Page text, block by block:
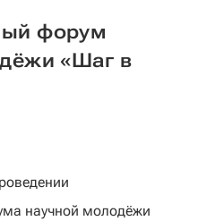
форум
«Шаг в
научной молодёжи